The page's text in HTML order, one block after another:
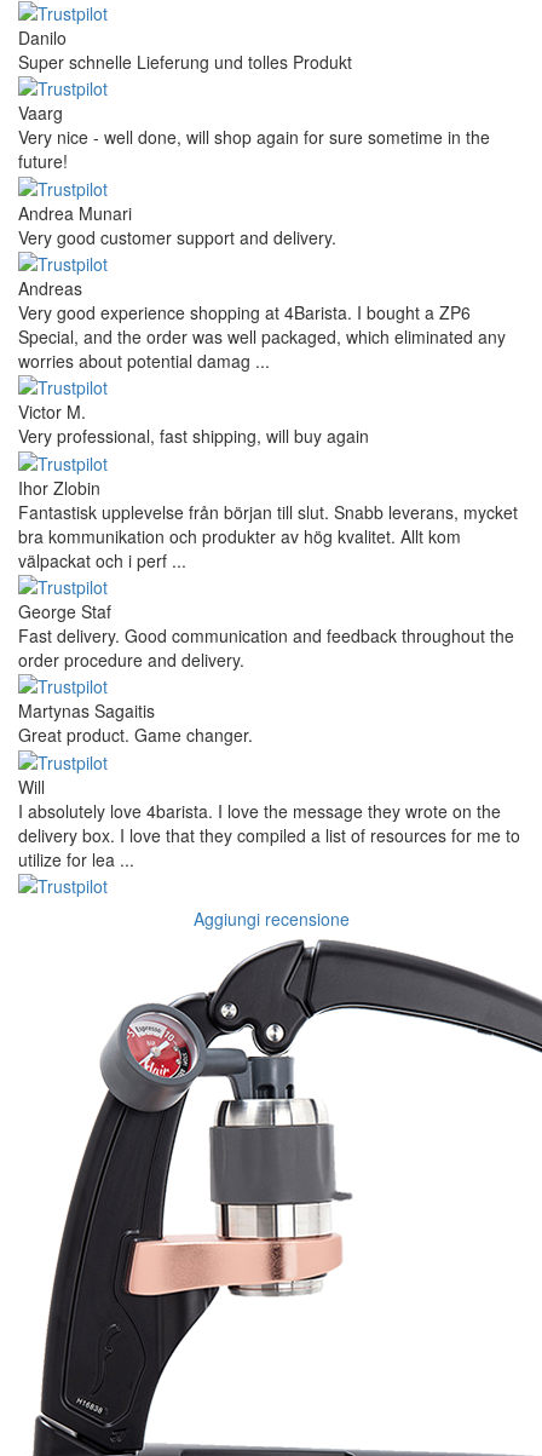
Danilo
Super schnelle Lieferung und tolles Produkt
Vaarg
Very nice - well done, will shop again for sure sometime in the
future!
Andrea Munari
Very good customer support and delivery.
Andreas
Very good experience shopping at 4Barista. I bought a ZP6
Special, and the order was well packaged, which eliminated any
worries about potential damag ...
Victor M.
Very professional, fast shipping, will buy again
Ihor Zlobin
Fantastisk upplevelse från början till slut. Snabb leverans, mycket
bra kommunikation och produkter av hög kvalitet. Allt kom
välpackat och i perf ...
George Staf
Fast delivery. Good communication and feedback throughout the
order procedure and delivery.
Martynas Sagaitis
Great product. Game changer.
Will
I absolutely love 4barista. I love the message they wrote on the
delivery box. I love that they compiled a list of resources for me to
utilize for lea ...
Aggiungi recensione